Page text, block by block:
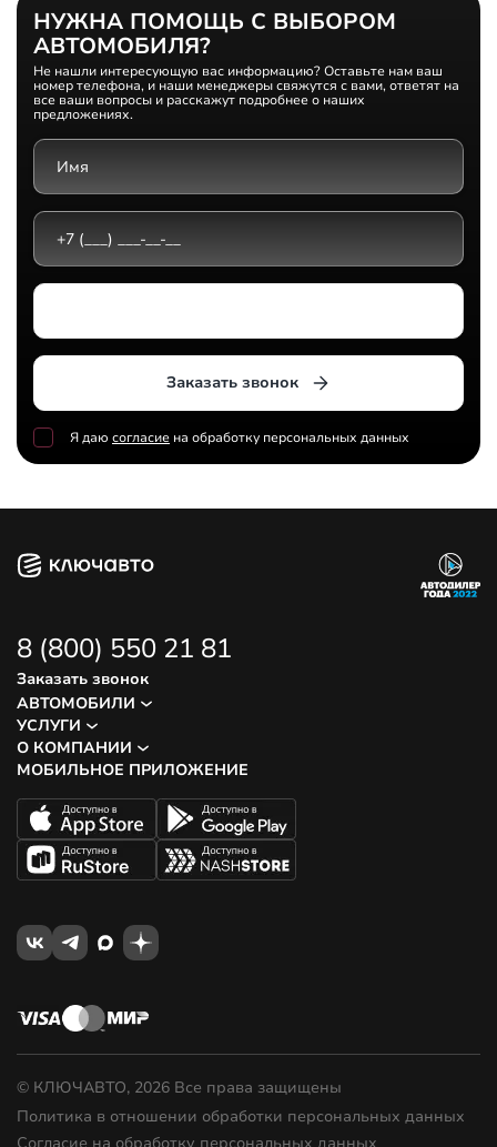
НУЖНА ПОМОЩЬ С ВЫБОРОМ
АВТОМОБИЛЯ?
Не нашли интересующую вас информацию? Оставьте нам ваш
номер телефона, и наши менеджеры свяжутся с вами, ответят на
все ваши вопросы и расскажут подробнее о наших
предложениях.
Заказать звонок
Я даю согласие на обработку персональных данных
8 (800) 550 21 81
Заказать звонок
АВТОМОБИЛИ
УСЛУГИ
О КОМПАНИИ
МОБИЛЬНОЕ ПРИЛОЖЕНИЕ
© КЛЮЧАВТО, 2026 Все права защищены
Политика в отношении обработки персональных данных